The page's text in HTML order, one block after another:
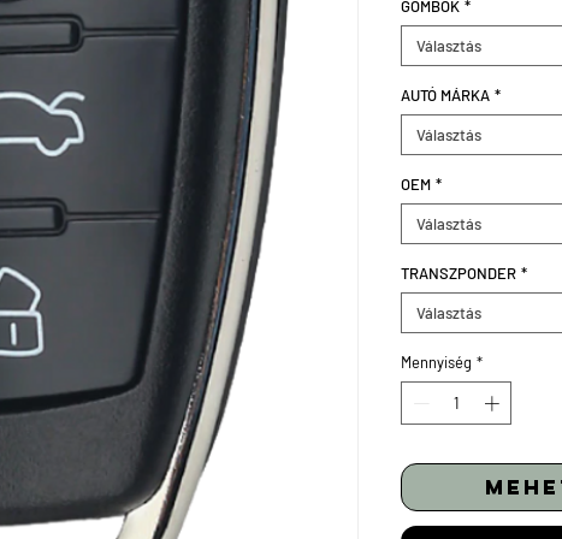
GOMBOK *
Választás
AUTÓ MÁRKA *
Választás
OEM *
Választás
TRANSZPONDER *
Választás
Mennyiség *